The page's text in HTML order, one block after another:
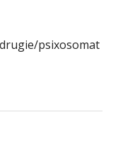
psixosomat